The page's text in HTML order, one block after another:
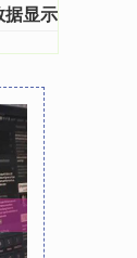
美国商品期货交易委员会（CFTC）数据显示，截至8月4日当周，纽约商品交易所（COMEX）黄金投机者将净多头头寸增加12,070手，至132,398手。